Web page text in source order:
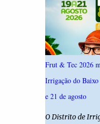
ouviu 1.500
Rio Grande do
junho de 2026.
margem de erro
nível de
RN-09520/2026
Frut & Tec 2026
Irrigação do
e 21 de agosto
O Distrito de